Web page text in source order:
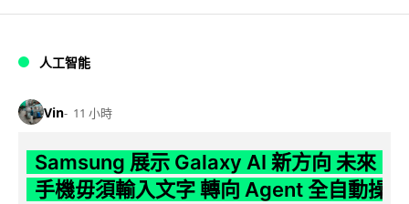
人工智能
Vin 11 小時
Samsung 展示 Galaxy AI 新方向 未來
手機毋須輸入文字 轉向 Agent 全自動操